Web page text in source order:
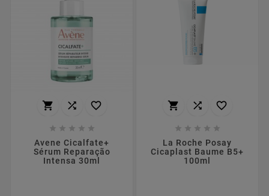
  
    
Avene Cicalfate+
Sérum Reparação
Intensa 30ml
  
    
La Roche Posay
Cicaplast Baume B5+
100ml